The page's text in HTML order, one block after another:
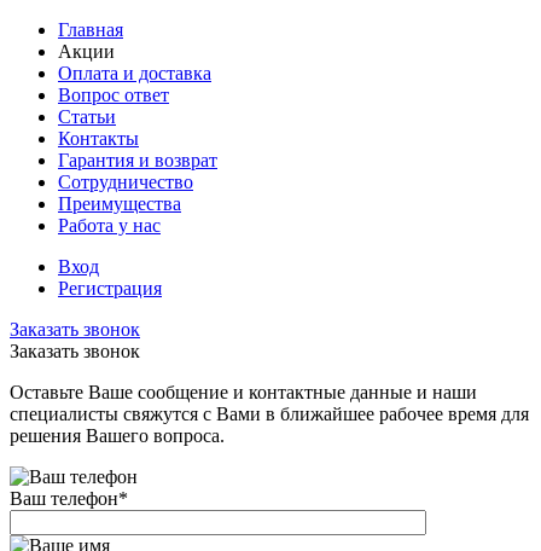
Главная
Акции
Оплата и доставка
Вопрос ответ
Статьи
Контакты
Гарантия и возврат
Сотрудничество
Преимущества
Работа у нас
Вход
Регистрация
Заказать звонок
Заказать звонок
Оставьте Ваше сообщение и контактные данные и наши
специалисты свяжутся с Вами в ближайшее рабочее время для
решения Вашего вопроса.
Ваш телефон*